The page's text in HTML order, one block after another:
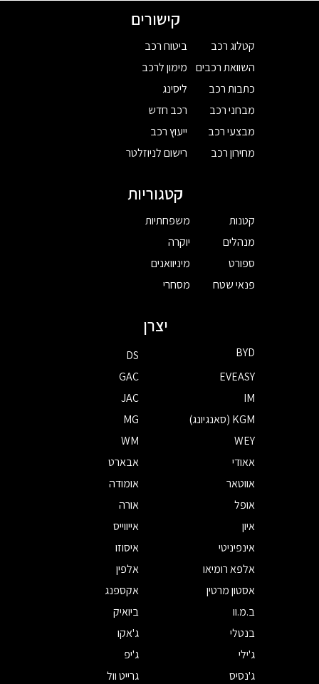
קישורים
קטלוג רכב
השוואת רכבים
כתבות רכב
מבחני רכב
מבצעי רכב
מחירון רכב
ביטוח רכב
מימון לרכב
ליסינג
רכב חדש
ייעוץ רכב
רישום לניוזלטר
קטגוריות
קטנות
מנהלים
ספורט
פנאי שטח
משפחתיות
יוקרה
מיניוואנים
מסחרי
יצרן
BYD
DS
EVEASY
GAC
IM
JAC
KGM (סאנגיונג)
MG
WEY
WM
אאודי
אבארט
אווטאר
אומודה
אופל
אורה
איון
אייווייס
אינפיניטי
איסוזו
אלפא רומיאו
אלפין
אסטון מרטין
אקספנג
ב.מ.וו
ביואיק
בנטלי
ג'אקו
ג'ילי
ג'יפ
ג'נסיס
גרייט וול